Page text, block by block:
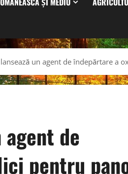
un agent de îndepărtare a
de
pentru